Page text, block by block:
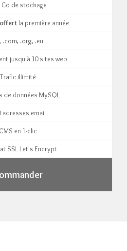
Go de stockage
la première année
.com, .org, .eu
jusqu'à 10 sites web
Trafic illimité
de données MySQL
adresses email
CMS en 1-clic
SSL Let's Encrypt